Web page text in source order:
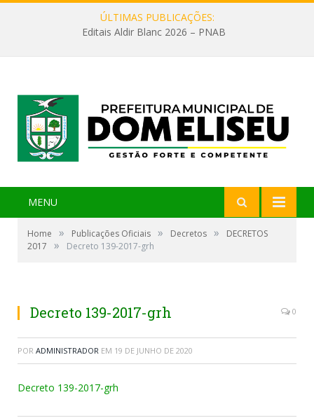
ÚLTIMAS PUBLICAÇÕES:
Editais Aldir Blanc 2026 – PNAB
MENU
Home » Publicações Oficiais » Decretos »
DECRETOS
2017
» Decreto 139-2017-grh
Decreto 139-2017-grh 0
POR ADMINISTRADOR EM 19 DE JUNHO DE 2020
Decreto 139-2017-grh